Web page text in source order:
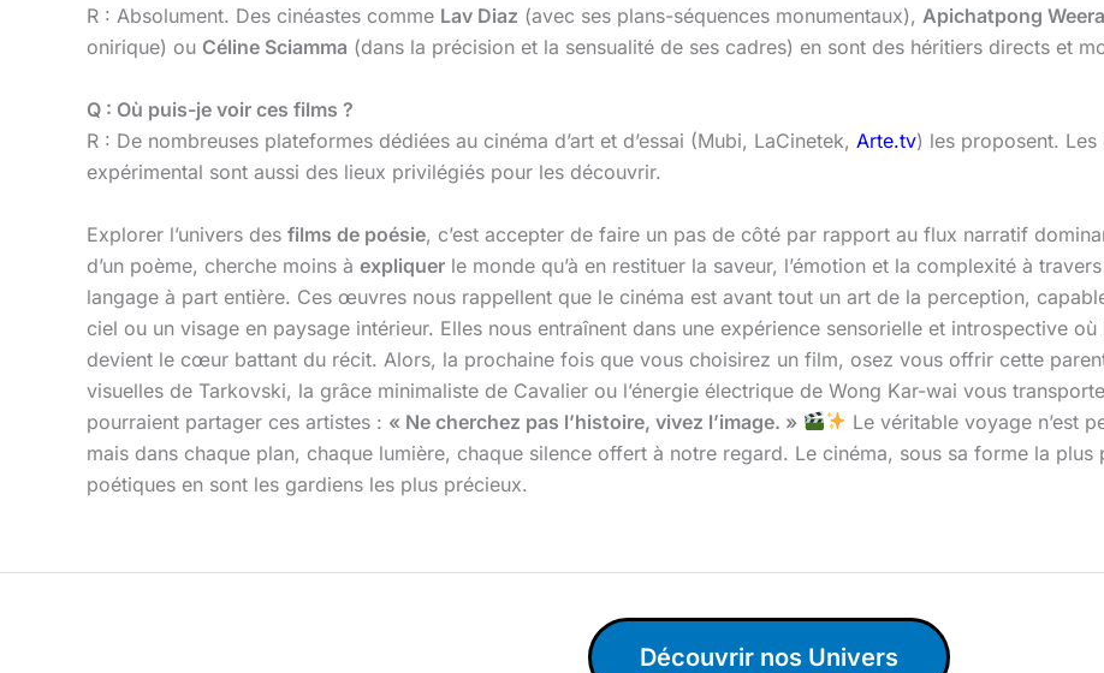
R : Absolument. Des cinéastes comme Lav Diaz (avec ses plans-séquences monumentaux), Apichatpong
onirique) ou Céline Sciamma (dans la précision et la sensualité de ses cadres) en sont des héritiers directs et
Q : Où puis-je voir ces films ?
R : De nombreuses plateformes dédiées au cinéma d’art et d’essai (Mubi, LaCinetek, Arte.tv) les proposent.
expérimental sont aussi des lieux privilégiés pour les découvrir.
Explorer l’univers des films de poésie, c’est accepter de faire un pas de côté par rapport au flux narratif
d’un poème, cherche moins à expliquer le monde qu’à en restituer la saveur, l’émotion et la complexité à
langage à part entière. Ces œuvres nous rappellent que le cinéma est avant tout un art de la perception,
ciel ou un visage en paysage intérieur. Elles nous entraînent dans une expérience sensorielle et introspective
devient le cœur battant du récit. Alors, la prochaine fois que vous choisirez un film, osez vous offrir cette
visuelles de Tarkovski, la grâce minimaliste de Cavalier ou l’énergie électrique de Wong Kar-wai vous
pourraient partager ces artistes : « Ne cherchez pas l’histoire, vivez l’image. »
Le véritable voyage n’est
mais dans chaque plan, chaque lumière, chaque silence offert à notre regard. Le cinéma, sous sa forme la
poétiques en sont les gardiens les plus précieux.
Découvrir nos Univers